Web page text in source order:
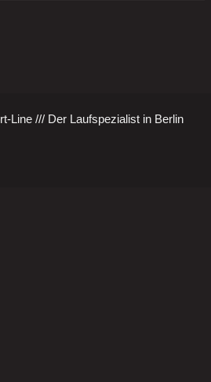
Line /// Der Laufspezialist in Berlin